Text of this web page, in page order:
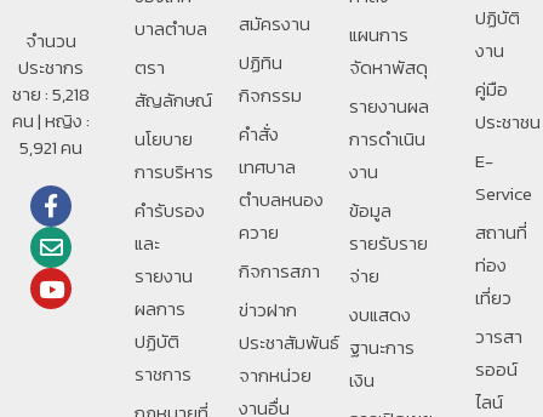
จำนวน
ประชากร
ชาย : 5,218
คน | หญิง :
5,921 คน
บาลตําบล
ตรา
สัญลักษณ์
นโยบาย
การบริหาร
คำรับรอง
และ
รายงาน
ผลการ
ปฏิบัติ
ราชการ
สมัครงาน
ปฏิทิน
กิจกรรม
คำสั่ง
เทศบาล
ตำบลหนอง
ควาย
กิจการสภา
ข่าวฝาก
ประชาสัมพันธ์
จากหน่วย
งานอื่น
แผนการ
จัดหาพัสดุ
รายงานผล
การดำเนิน
งาน
ข้อมูล
รายรับราย
จ่าย
งบแสดง
ฐานะการ
เงิน
ปฏิบัติ
งาน
คู่มือ
ประชาชน
E-
Service
สถานที่
ท่อง
เที่ยว
วารสา
รออน์
ไลน์